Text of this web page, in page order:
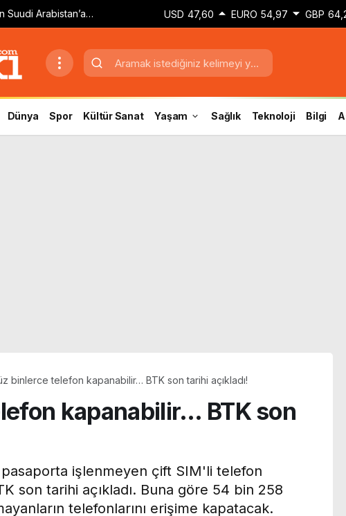
ziyareti USD 47,60 EURO 54,97 GBP
Dünya Spor Kültür Sanat Yaşam Sağlık Teknoloji Bilgi
binlerce telefon kapanabilir… BTK son tarihi açıkladı!
kapanabilir… BTK son
pasaporta işlenmeyen çift SIM'li telefon
son tarihi açıkladı. Buna göre 54 bin 258
telefonlarını erişime kapatacak.